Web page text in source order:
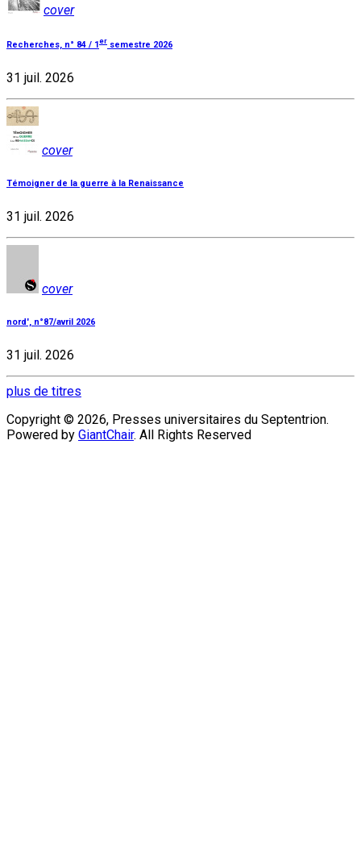
cover
Recherches, n° 84 / 1 er semestre 2026
31 juil. 2026
cover
Témoigner de la guerre à la Renaissance
31 juil. 2026
cover
nord', n°87/avril 2026
31 juil. 2026
plus de titres
Copyright © 2026, Presses universitaires du Septentrion.
Powered by GiantChair. All Rights Reserved